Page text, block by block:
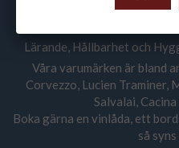
Vi ger råd och vägleder våra
Lärande, Hållbarhet och
Våra varumärken är bland
Corvezzo, Lucien Traminer,
Salvalai,
Boka gärna en vinlåda, ett
så